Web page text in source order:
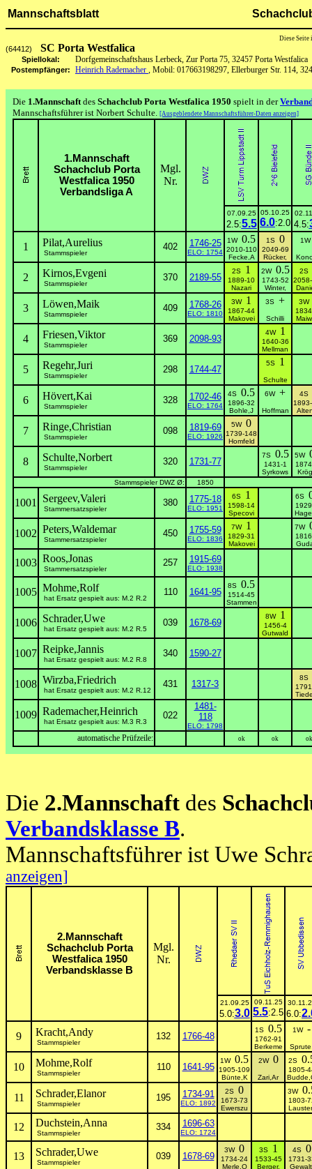
Mannschaftsblatt
Diese Seite
(64412) SC Porta Westfalica
Spiellokal: Dorfgemeinschaftshaus Lerbeck, Zur Porta 75, 32457 Porta Westfalica
Postempfänger: Heinrich Rademacher , Mobil: 017663198297, Ellerburger Str. 114,
Die 1.Mannschaftdes Schachclub Porta Westfalica 1950 spielt in der
Mannschaftsführer ist Norbert Schulte. [Ausgeblendete Mannschaftsführer-Daten anzeigen]
1.Mannschaft
Schachclub Porta
Westfalica 1950
Verbandsliga A
Mgl.
Nr.
07.09.25
2.5:5.5
05.10.25
6.0:2.0 4.5:
1
Pilat,Aurelius
Stammspieler
402 1746-25
ELO: 1754
1W 0.5
2010-110
Fecke,A
1S 0
2049-69
Rücker,
2 Kirnos,Evgeni
Stammspieler
370 2189-55
2S 1
1889-10
Nazari
2W 0.5
1743-52
Winter,
2S
3 Löwen,Maik
Stammspieler
409 1768-26
ELO: 1810
3W 1
1867-44
Makovei
3S +
Schilli
4 Friesen,Viktor
Stammspieler
369 2098-93
4W 1
1640-36
Mellman
5 Regehr,Juri
Stammspieler
298 1744-47
5S 1
Schulte
6 Hövert,Kai
Stammspieler
328 1702-46
ELO: 1764
4S 0.5
1896-32
Bohle,J
6W +
Hoffman
4S
7 Ringe,Christian
Stammspieler
098 1819-69
ELO: 1926
5W 0
1739-148
Homfeld
8 Schulte,Norbert
Stammspieler
320 1731-77
7S 0.5
1431-1
Syrkows
5W
Stammspieler DWZ Ø:
1850
1001 Sergeev,Valeri
Stammersatzspieler
380 1775-18
ELO: 1951
6S 1
1598-14
Specovi
6S
1002 Peters,Waldemar
Stammersatzspieler
450 1755-59
ELO: 1836
7W 1
1829-31
Makovei
7W
1003 Roos,Jonas
Stammersatzspieler
257 1915-69
ELO: 1938
1005 Mohme,Rolf
hat Ersatz gespielt aus: M.2 R.2
110 1641-95
8S 0.5
1514-45
Stammen
1006 Schrader,Uwe
hat Ersatz gespielt aus: M.2 R.5
039 1678-69
8W 1
1456-4
Gutwald
1007 Reipke,Jannis
hat Ersatz gespielt aus: M.2 R.8
340 1590-27
1008 Wirzba,Friedrich
hat Ersatz gespielt aus: M.2 R.12
431 1317-3
8S
1009 Rademacher,Heinrich
hat Ersatz gespielt aus: M.3 R.3
022
1481-
118
ELO: 1798
automatische Prüfzeile: ok ok ok
Die 2.Mannschaft des
Verbandsklasse B.
Mannschaftsführer ist Uwe
anzeigen]
2.Mannschaft
Schachclub Porta
Westfalica 1950
Verbandsklasse B
Mgl.
Nr.
21.09.25
5.0:3.0
09.11.25
5.5:2.5 6.0:
9
Kracht,Andy
Stammspieler
132 1766-48
1S 0.5
1762-91
Berkeme
1W -
10 Mohme,Rolf
Stammspieler
110 1641-95
1W 0.5
1905-109
Bünte,K
2W 0
Zari,Ar
2S
1805-
11 Schrader,Elanor
Stammspieler
195 1734-91
ELO: 1892
2S 0
1673-73
Ewerszu
3W
1803-
12 Duchstein,Anna
Stammspieler
334 1696-63
ELO: 1724
13 Schrader,Uwe
Stammspieler
039 1678-69
3W 0
1734-24
Merle,O
3S 1
1533-45
Berger,
4S 0
1731-